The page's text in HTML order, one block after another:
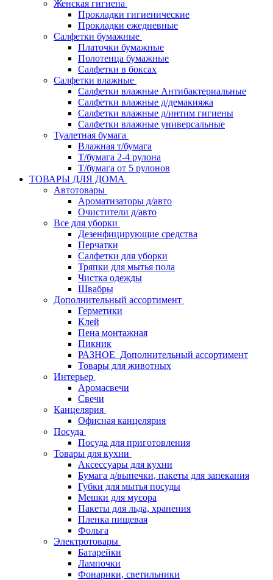
Женская гигиена
Прокладки гигиенические
Прокладки ежедневные
Салфетки бумажные
Платочки бумажные
Полотенца бумажные
Салфетки в боксах
Салфетки влажные
Салфетки влажные Антибактериальные
Салфетки влажные д/демакияжа
Салфетки влажные д/интим гигиены
Салфетки влажные универсальные
Туалетная бумага
Влажная т/бумага
Т/бумага 2-4 рулона
Т/бумага от 5 рулонов
ТОВАРЫ ДЛЯ ДОМА
Автотовары
Ароматизаторы д/авто
Очистители д/авто
Все для уборки
Дезенфицирующие средства
Перчатки
Салфетки для уборки
Тряпки для мытья пола
Чистка одежды
Швабры
Дополнительный ассортимент
Герметики
Клей
Пена монтажная
Пикник
РАЗНОЕ_Дополнительный ассортимент
Товары для животных
Интерьер
Аромасвечи
Свечи
Канцелярия
Офисная канцелярия
Посуда
Посуда для приготовления
Товары для кухни
Аксессуары для кухни
Бумага д/выпечки, пакеты для запекания
Губки для мытья посуды
Мешки для мусора
Пакеты для льда, хранения
Пленка пищевая
Фольга
Электротовары
Батарейки
Лампочки
Фонарики, светильники